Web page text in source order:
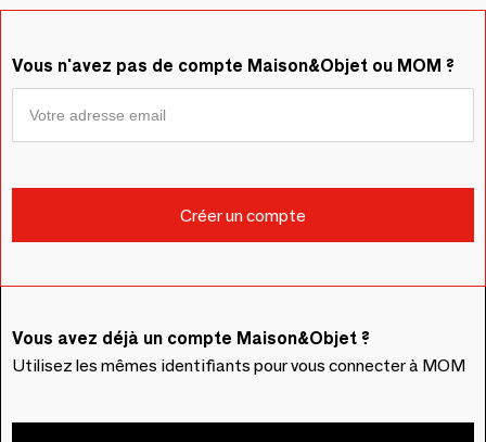
Vous n'avez pas de compte Maison&Objet ou MOM ?
Vous avez déjà un compte Maison&Objet ?
Utilisez les mêmes identifiants pour vous connecter à MOM